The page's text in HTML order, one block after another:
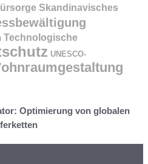
Skandinavisches
Technologische
UNESCO-
Optimierung von globalen